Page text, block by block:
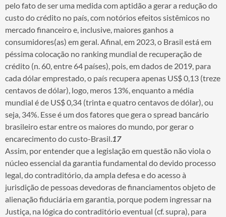
pelo fato de ser uma medida com aptidão a gerar a redução do
custo do crédito no país, com notórios efeitos sistêmicos no
mercado financeiro e, inclusive, maiores ganhos a
consumidores(as) em geral. Afinal, em 2023, o Brasil está em
péssima colocação no ranking mundial de recuperação de
crédito (n. 60, entre 64 países), pois, em dados de 2019, para
cada dólar emprestado, o país recupera apenas US$ 0,13 (treze
centavos de dólar), logo, meros 13%, enquanto a média
mundial é de US$ 0,34 (trinta e quatro centavos de dólar), ou
seja, 34%. Esse é um dos fatores que gera o spread bancário
brasileiro estar entre os maiores do mundo, por gerar o
encarecimento do custo-Brasil.17
Assim, por entender que a legislação em questão não viola o
núcleo essencial da garantia fundamental do devido processo
legal, do contraditório, da ampla defesa e do acesso à
jurisdição de pessoas devedoras de financiamentos objeto de
alienação fiduciária em garantia, porque podem ingressar na
Justiça, na lógica do contraditório eventual (cf. supra), para